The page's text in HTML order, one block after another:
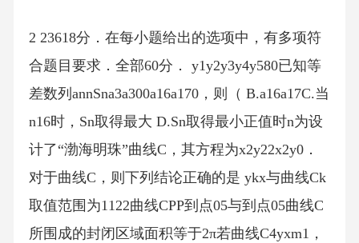
2 23618分．在每小题给出的选项中，有多项符
合题目要求．全部60分． y1y2y3y4y580已知等
差数列annSna3a300a16a170，则（ B.a16a17C.当
n16时，Sn取得最大 D.Sn取得最小正值时n为设
计了“渤海明珠”曲线C，其方程为x2y22x2y0．
对于曲线C，则下列结论正确的是 ykx与曲线Ck
取值范围为1122曲线CPP到点05与到点05曲线C
所围成的封闭区域面积等于2π若曲线C4yxm1，